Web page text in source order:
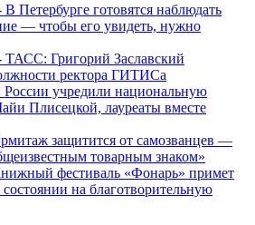
В Петербурге готовятся наблюдать
— чтобы его увидеть, нужно
ТАСС: Григорий Заславский
ректора ГИТИСа
учредили национальную
Плисецкой, лауреаты вместе
защитится от самозванцев —
товарным знаком»
фестиваль «Фонарь» примет
на благотворительную